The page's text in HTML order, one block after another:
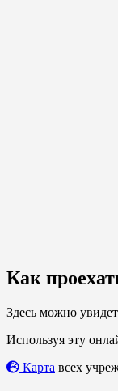
Как
Здесь можно
Используя эту
Карта всех